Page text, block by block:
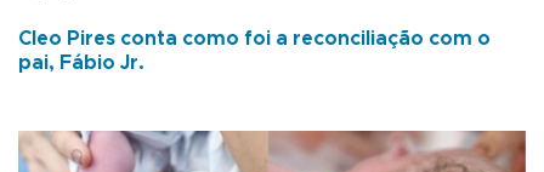
Cleo Pires conta como foi a reconciliação com o
pai, Fábio Jr.